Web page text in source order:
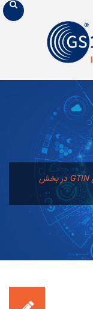
تصویب قواعد جدید تخصیص GTIN در بخش